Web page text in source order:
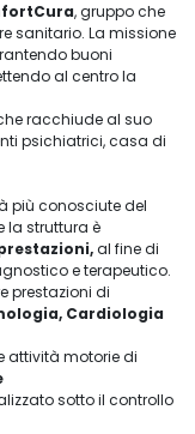
, gruppo che
sanitario. La missione
buoni
al centro la
racchiude al suo
psichiatrici, casa di
più conosciute del
la struttura è
al fine di
e terapeutico.
prestazioni di
Cardiologia
attività motorie di
sotto il controllo